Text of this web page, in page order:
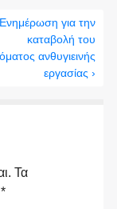
Ενημέρωση για την
καταβολή του
ανθυγιεινής
εργασίας ›
Τα
*